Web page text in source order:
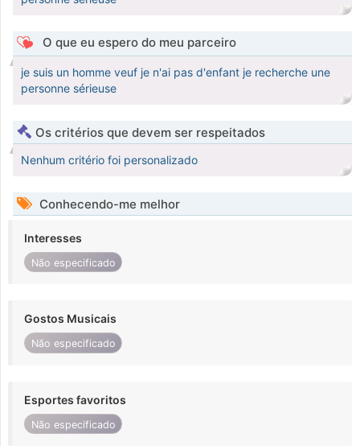
O que eu espero do meu parceiro
je suis un homme veuf je n'ai pas d'enfant je recherche une
personne sérieuse
Os critérios que devem ser respeitados
Nenhum critério foi personalizado
Conhecendo-me melhor
Interesses
Não especificado
Gostos Musicais
Não especificado
Esportes favoritos
Não especificado